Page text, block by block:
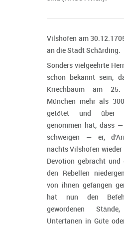
Vilshofen am
an die Stadt Schärding.
Sonders vielgeehrte
schon bekannt sein,
Kriechbaum am 25.
München mehr als
getötet und über
genommen hat, dass
schweigen — er,
nachts Vilshofen
Devotion gebracht und
den Rebellen
von ihnen gefangen
hat nun den
gewordenen
Untertanen in Güte